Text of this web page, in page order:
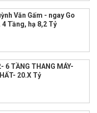
Văn Gấm - ngay Go
Tầng, hạ 8,2 Tỷ
6 TẦNG THANG MÁY-
20.X Tỷ